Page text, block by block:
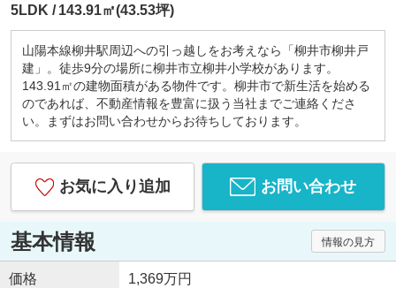
5LDK 143.91㎡(43.53坪)
山陽本線柳井駅周辺への引っ越しをお考えなら「柳井市柳井戸
建」。徒歩9分の場所に柳井市立柳井小学校があります。
143.91㎡の建物面積がある物件です。柳井市で新生活を始める
のであれば、不動産情報を豊富に扱う当社までご連絡くださ
い。まずはお問い合わせからお待ちしております。
お気に入り追加 お問い合わせ
基本情報 情報の見方
価格 1,369万円